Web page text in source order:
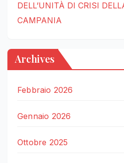
DELL’UNITÀ DI CRISI
CAMPANIA
Archives
Febbraio 2026
Gennaio 2026
Ottobre 2025